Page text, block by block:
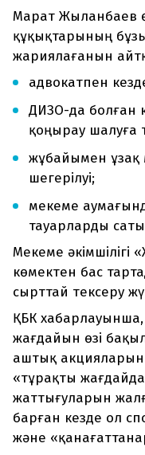
Марат Жыланбаев
құқықтарының
жариялағанын
адвокатпен
ДИЗО-да болған
қоңырау
жұбайымен ұзақ
шегерілуі;
мекеме
тауарларды
Мекеме
көмектен бас
сырттай тексеру
ҚБК
жағдайын өзі
аштық акцияларын
«тұрақты
жаттығуларын
барған кезде ол
және